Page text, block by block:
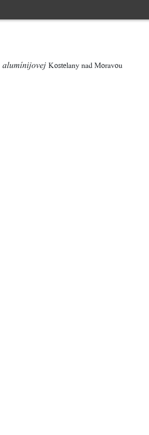
alumínijovej Kostelany nad Moravou